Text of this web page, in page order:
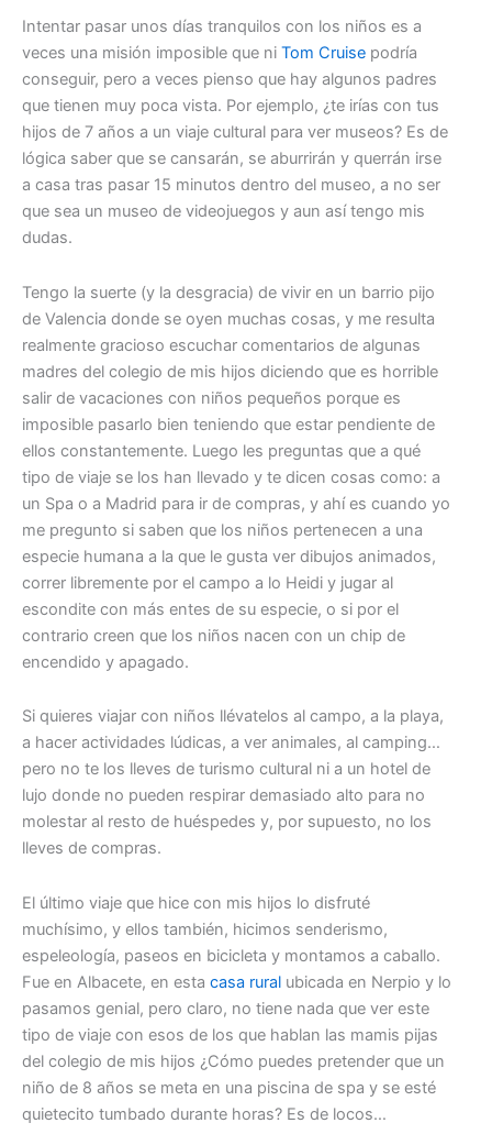
Intentar pasar unos días tranquilos con los niños es a
veces una misión imposible que ni Tom Cruise podría
conseguir, pero a veces pienso que hay algunos padres
que tienen muy poca vista. Por ejemplo, ¿te irías con tus
hijos de 7 años a un viaje cultural para ver museos? Es de
lógica saber que se cansarán, se aburrirán y querrán irse
a casa tras pasar 15 minutos dentro del museo, a no ser
que sea un museo de videojuegos y aun así tengo mis
dudas.
Tengo la suerte (y la desgracia) de vivir en un barrio pijo
de Valencia donde se oyen muchas cosas, y me resulta
realmente gracioso escuchar comentarios de algunas
madres del colegio de mis hijos diciendo que es horrible
salir de vacaciones con niños pequeños porque es
imposible pasarlo bien teniendo que estar pendiente de
ellos constantemente. Luego les preguntas que a qué
tipo de viaje se los han llevado y te dicen cosas como: a
un Spa o a Madrid para ir de compras, y ahí es cuando yo
me pregunto si saben que los niños pertenecen a una
especie humana a la que le gusta ver dibujos animados,
correr libremente por el campo a lo Heidi y jugar al
escondite con más entes de su especie, o si por el
contrario creen que los niños nacen con un chip de
encendido y apagado.
Si quieres viajar con niños llévatelos al campo, a la playa,
a hacer actividades lúdicas, a ver animales, al camping…
pero no te los lleves de turismo cultural ni a un hotel de
lujo donde no pueden respirar demasiado alto para no
molestar al resto de huéspedes y, por supuesto, no los
lleves de compras.
El último viaje que hice con mis hijos lo disfruté
muchísimo, y ellos también, hicimos senderismo,
espeleología, paseos en bicicleta y montamos a caballo.
Fue en Albacete, en esta casa rural ubicada en Nerpio y lo
pasamos genial, pero claro, no tiene nada que ver este
tipo de viaje con esos de los que hablan las mamis pijas
del colegio de mis hijos ¿Cómo puedes pretender que un
niño de 8 años se meta en una piscina de spa y se esté
quietecito tumbado durante horas? Es de locos…